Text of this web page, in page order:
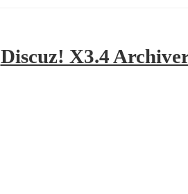
Discuz! X3.4